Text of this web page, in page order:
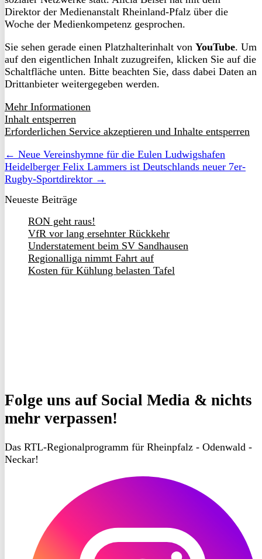
Direktor der Medienanstalt Rheinland-Pfalz über die
Woche der Medienkompetenz gesprochen.
Sie sehen gerade einen Platzhalterinhalt von YouTube. Um
auf den eigentlichen Inhalt zuzugreifen, klicken Sie auf die
Schaltfläche unten. Bitte beachten Sie, dass dabei Daten an
Drittanbieter weitergegeben werden.
Mehr Informationen
Inhalt entsperren
Erforderlichen Service akzeptieren und Inhalte entsperren
← Neue Vereinshymne für die Eulen Ludwigshafen
Heidelberger Felix Lammers ist Deutschlands neuer 7er-
Rugby-Sportdirektor →
Neueste Beiträge
RON geht raus!
VfR vor lang ersehnter Rückkehr
Understatement beim SV Sandhausen
Regionalliga nimmt Fahrt auf
Kosten für Kühlung belasten Tafel
Folge uns auf Social Media & nichts
mehr verpassen!
Das RTL-Regionalprogramm für Rheinpfalz - Odenwald -
Neckar!
Instagram